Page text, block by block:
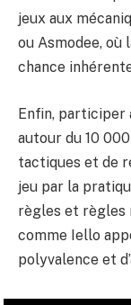
jeux aux
ou Asmodee,
chance
Enfin, participer
autour du 10
tactiques et de
jeu par la
règles et règles
comme Iello
polyvalence et